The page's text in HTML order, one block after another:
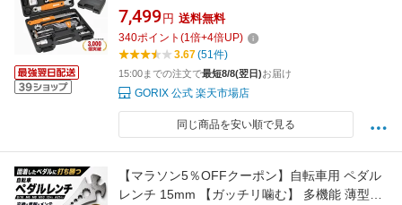
具セット 20点入りスペシャルキット シマノ対
応 TBX01 自転車工具セット スプロケット外
し・チェーンカッターなど ロードバイク・mtb
他自転車 GORIX
7,499 円 送料無料
340ポイント (1倍+4倍UP)
3.67(51件)
15:00までの注文で最短8/8(翌日)お届け
GORIX 公式 楽天市場店
同じ商品を安い順で見る
【マラソン5％OFFクーポン】自転車用 ペダル
レンチ 15mm 【ガッチリ噛む】 多機能 薄型